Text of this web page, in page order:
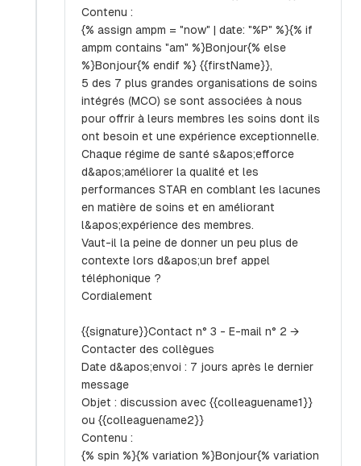
Contenu :
{% assign ampm = "now" | date: "%P" %}{% if
ampm contains "am" %}Bonjour{% else
%}Bonjour{% endif %} {{firstName}},
5 des 7 plus grandes organisations de soins
intégrés (MCO) se sont associées à nous
pour offrir à leurs membres les soins dont ils
ont besoin et une expérience exceptionnelle.
Chaque régime de santé s&apos;efforce
d&apos;améliorer la qualité et les
performances STAR en comblant les lacunes
en matière de soins et en améliorant
l&apos;expérience des membres.
Vaut-il la peine de donner un peu plus de
contexte lors d&apos;un bref appel
téléphonique ?
Cordialement
{{signature}}Contact n° 3 - E-mail n° 2 →
Contacter des collègues
Date d&apos;envoi : 7 jours après le dernier
message
Objet : discussion avec {{colleaguename1}}
ou {{colleaguename2}}
Contenu :
{% spin %}{% variation %}Bonjour{% variation